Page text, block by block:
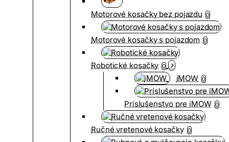
Motorové kosačky bez pojazdu 0
Motorové kosačky s pojazdom 0
Robotické kosačky 0
iMOW 0
Príslušenstvo pre iMOW 0
Ručné vretenové kosačky 0